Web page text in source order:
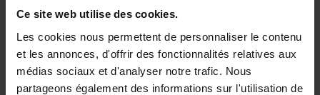
Ce site web utilise des cookies.
Les cookies nous permettent de personnaliser le contenu
et les annonces, d'offrir des fonctionnalités relatives aux
médias sociaux et d'analyser notre trafic. Nous
partageons également des informations sur l'utilisation de
Building Bonds = Building
Business
Jochen Roef Jozefien De Feyter
Carolien Boom
Couverture souple
2025 200